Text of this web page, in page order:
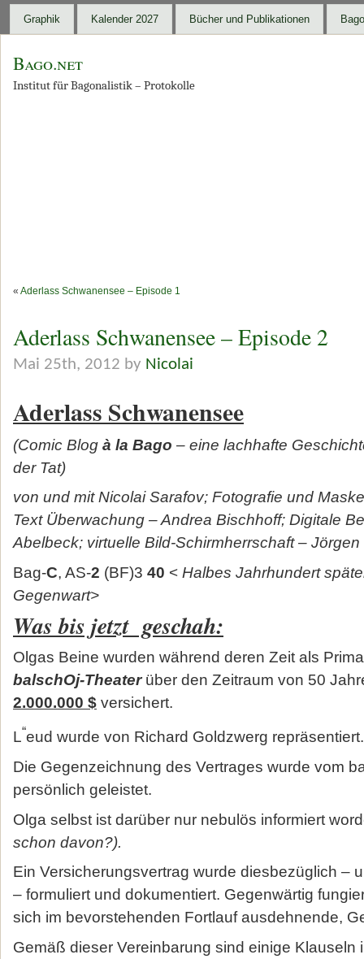
Graphik Kalender 2027 Bücher und Publikationen
Bago.net
Institut für Bagonalistik – Protokolle
« Aderlass Schwanensee – Episode 1
Aderlass Schwanensee – Episode 2
Mai 25th, 2012 by Nicolai
Aderlass Schwanensee
(Comic Blog à la Bago – eine lachhafte
der Tat)
von und mit Nicolai Sarafov; Fotografie und
Text Überwachung – Andrea Bischhoff; Digitale
Abelbeck; virtuelle Bild-Schirmherrschaft –
Bag-C, AS-2 (BF)3 40 < Halbes Jahrhundert
Gegenwart>
Was bis jetzt geschah:
Olgas Beine wurden während deren Zeit als
balschOj-Theaterüber den Zeitraum von 50
2.000.000 $ versichert.
L“eud wurde von Richard Goldzwerg repräsentiert.
Die Gegenzeichnung des Vertrages wurde vom
persönlich geleistet.
Olga selbst ist darüber nur nebulös informiert
schon davon?).
Ein Versicherungsvertrag wurde diesbezüglich –
– formuliert und dokumentiert. Gegenwärtig
sich im bevorstehenden Fortlauf ausdehnende,
Gemäß dieser Vereinbarung sind einige Klauseln